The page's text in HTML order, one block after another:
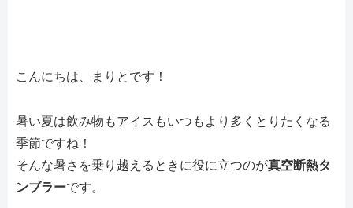
こんにちは、まりとです！
暑い夏は飲み物もアイスもいつもより多くとりたくなる
季節ですね！
そんな暑さを乗り越えるときに役に立つのが真空断熱タ
ンブラーです。